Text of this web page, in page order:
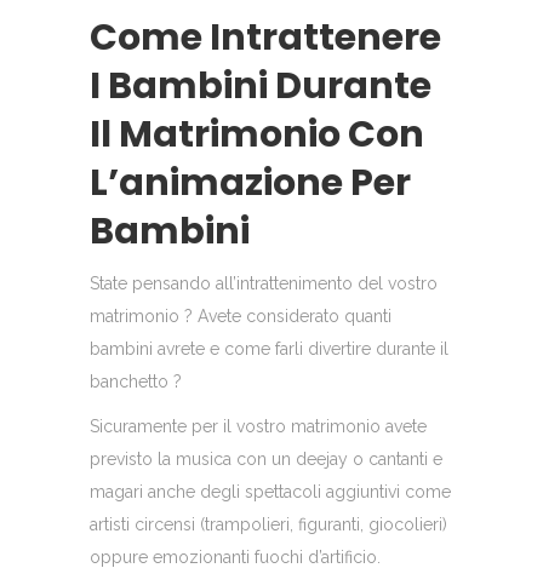
Come Intrattenere
I Bambini Durante
Il Matrimonio Con
L’animazione Per
Bambini
State pensando all’intrattenimento del vostro
matrimonio ? Avete considerato quanti
bambini avrete e come farli divertire durante il
banchetto ?
Sicuramente per il vostro matrimonio avete
previsto la musica con un deejay o cantanti e
magari anche degli spettacoli aggiuntivi come
artisti circensi (trampolieri, figuranti, giocolieri)
oppure emozionanti fuochi d’artificio.